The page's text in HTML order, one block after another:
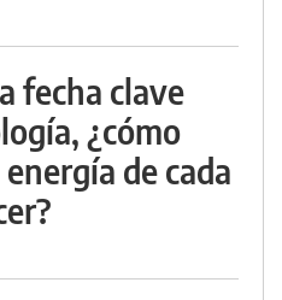
fecha clave
¿cómo
de cada